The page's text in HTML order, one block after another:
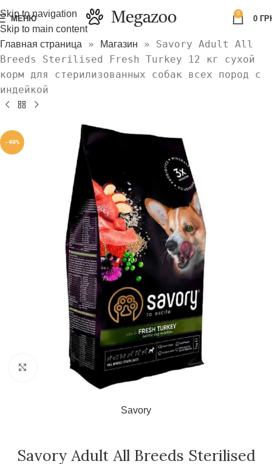
Skip to navigation
Skip to main content
МЕНЮ
0
0
Главная страница » Магазин » Savory Adult All
Breeds Sterilised Fresh Turkey 12 кг сухой
корм для стерилизованных собак всех пород с
индейкой
-40%
Нажмите, чтобы увеличить
Savory
Savory Adult All Breeds Sterilised